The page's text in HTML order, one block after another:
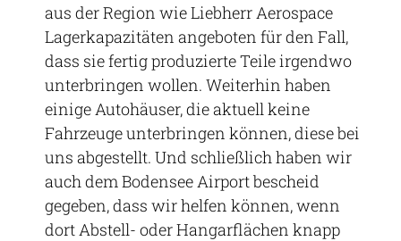
aus der Region wie Liebherr Aerospace
Lagerkapazitäten angeboten für den Fall,
dass sie fertig produzierte Teile irgendwo
unterbringen wollen. Weiterhin haben
einige Autohäuser, die aktuell keine
Fahrzeuge unterbringen können, diese bei
uns abgestellt. Und schließlich haben wir
auch dem Bodensee Airport bescheid
gegeben, dass wir helfen können, wenn
dort Abstell- oder Hangarflächen knapp